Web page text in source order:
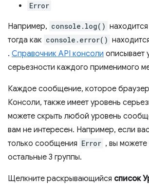
Error
Например, console.log()
тогда как console.error()
. Справочник API консоли описывает
серьезности каждого применимого
Каждое сообщение, которое браузер
Консоли, также имеет уровень
можете скрыть любой уровень
вам не интересен. Например, если
только сообщения Error , вы можете
остальные 3 группы.
Щелкните раскрывающийся список